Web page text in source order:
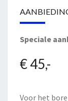
Speciale
€ 45,-
Voor het